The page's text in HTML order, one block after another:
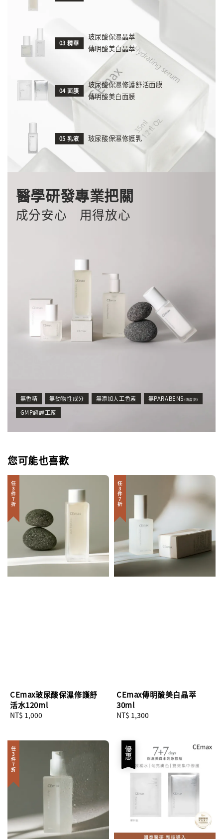
03 精華
玻尿酸保濕晶萃
傳明酸美白晶萃
04 面膜
玻尿酸保濕修護舒活面膜
傳明酸美白面膜
05 乳液 玻尿酸保濕修護乳
醫學研發專業把關
成分安心 用得放心
無香精 無動物性成分 無添加人工色素 無PARABENS (防腐劑)
GMP認證工廠
您可能也喜歡
任3件7折
CEmax玻尿酸保濕修護舒
活水120ml
Regular
NT$ 1,000
任3件7折
CEmax傳明酸美白晶萃
30ml
Regular
NT$ 1,300
任3件7折 優惠